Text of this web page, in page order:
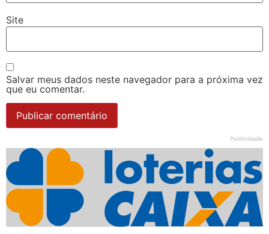
Site
Salvar meus dados neste navegador para a próxima vez
que eu comentar.
Publicidade